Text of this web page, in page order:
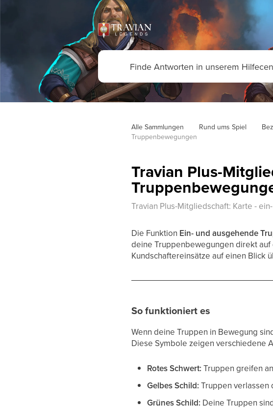
Alle Sammlungen Rund ums Spiel
Truppenbewegungen
Travian Plus-
Travian Plus-Mitgliedschaft: Karte -
Die Funktion Ein- und ausgehende
deine Truppenbewegungen direkt
Kundschaftereinsätze auf einen Blick
So funktioniert es
Wenn deine Truppen in Bewegung
Diese Symbole zeigen verschiedene
Rotes Schwert: Truppen greifen
Gelbes Schild: Truppen verlassen
Grünes Schild: Deine Truppen